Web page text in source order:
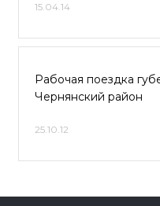
15.04.14
Рабочая поездка
Чернянский район
25.10.12